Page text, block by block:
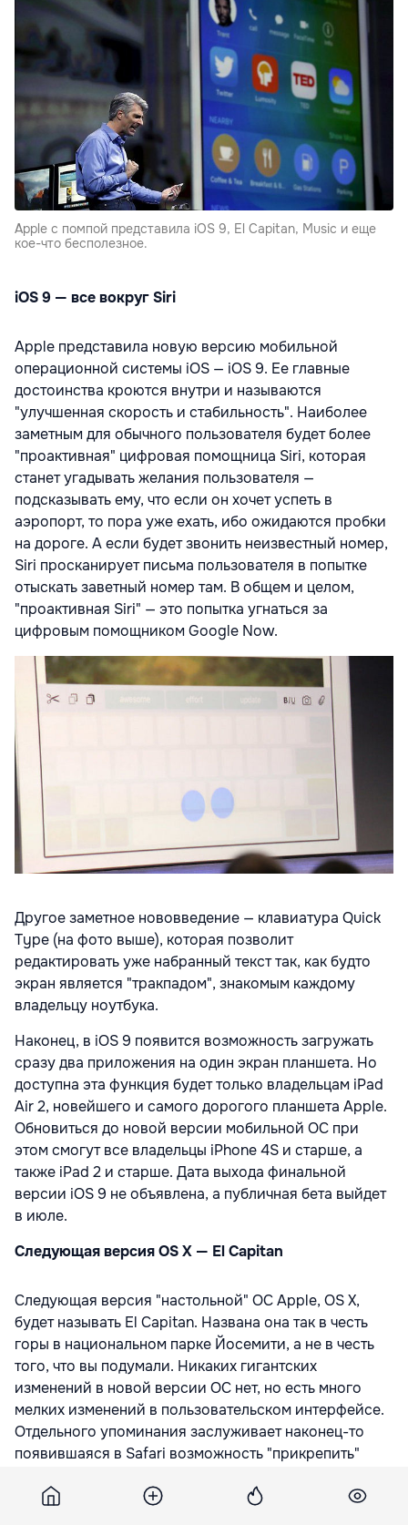
Apple с помпой представила iOS 9, El Capitan, Music и еще
кое-что бесполезное.
iOS 9 — все вокруг Siri
Apple представила новую версию мобильной
операционной системы iOS — iOS 9. Ее главные
достоинства кроются внутри и называются
"улучшенная скорость и стабильность". Наиболее
заметным для обычного пользователя будет более
"проактивная" цифровая помощница Siri, которая
станет угадывать желания пользователя —
подсказывать ему, что если он хочет успеть в
аэропорт, то пора уже ехать, ибо ожидаются пробки
на дороге. А если будет звонить неизвестный номер,
Siri просканирует письма пользователя в попытке
отыскать заветный номер там. В общем и целом,
"проактивная Siri" — это попытка угнаться за
цифровым помощником Google Now.
Другое заметное нововведение — клавиатура Quick
Type (на фото выше), которая позволит
редактировать уже набранный текст так, как будто
экран является "тракпадом", знакомым каждому
владельцу ноутбука.
Наконец, в iOS 9 появится возможность загружать
сразу два приложения на один экран планшета. Но
доступна эта функция будет только владельцам iPad
Air 2, новейшего и самого дорогого планшета Apple.
Обновиться до новой версии мобильной ОС при
этом смогут все владельцы iPhone 4S и старше, а
также iPad 2 и старше. Дата выхода финальной
версии iOS 9 не объявлена, а публичная бета выйдет
в июле.
Следующая версия OS X — El Capitan
Следующая версия "настольной" ОС Apple, OS X,
будет называть El Capitan. Названа она так в честь
горы в национальном парке Йосемити, а не в честь
того, что вы подумали. Никаких гигантских
изменений в новой версии ОС нет, но есть много
мелких изменений в пользовательском интерфейсе.
Отдельного упоминания заслуживает наконец-то
появившаяся в Safari возможность "прикрепить"
закрытии браузера (есть во всех остальных